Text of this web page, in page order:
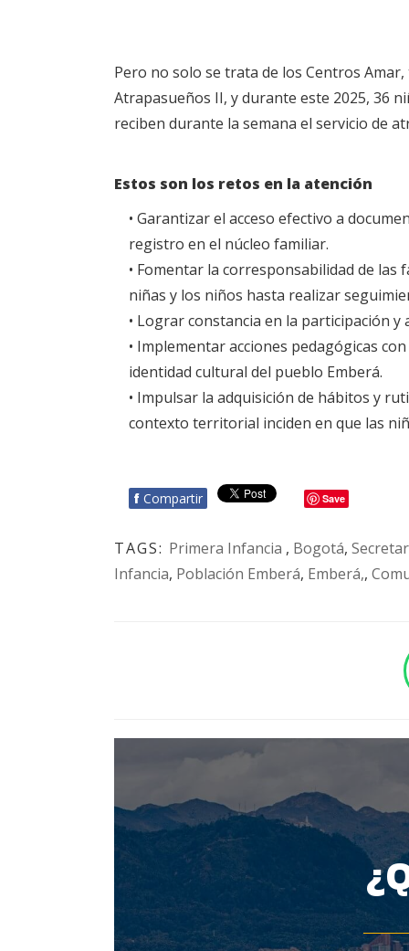
Pero no solo se trata de los Centros
Atrapasueños II, y durante este 2025, 36
reciben durante la semana el servicio de
Estos son los retos en la atención
• Garantizar el acceso efectivo a
registro en el núcleo familiar.
• Fomentar la corresponsabilidad de las
niñas y los niños hasta realizar
• Lograr constancia en la participación y
• Implementar acciones pedagógicas
identidad cultural del pueblo Emberá.
• Impulsar la adquisición de hábitos y
contexto territorial inciden en que las
f Compartir Save
TAGS: Primera Infancia , Bogotá,
Infancia, Población Emberá, Emberá,,